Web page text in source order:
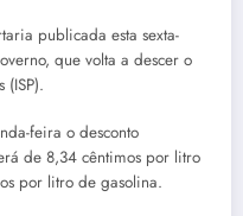
publicada esta sexta-
que volta a descer o
(ISP).
feira o desconto
de 8,34 cêntimos por litro
por litro de gasolina.